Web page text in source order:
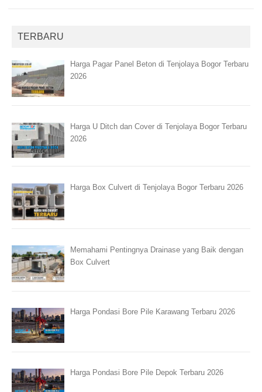
TERBARU
Harga Pagar Panel Beton di Tenjolaya Bogor Terbaru
2026
Harga U Ditch dan Cover di Tenjolaya Bogor Terbaru
2026
Harga Box Culvert di Tenjolaya Bogor Terbaru 2026
Memahami Pentingnya Drainase yang Baik dengan
Box Culvert
Harga Pondasi Bore Pile Karawang Terbaru 2026
Harga Pondasi Bore Pile Depok Terbaru 2026